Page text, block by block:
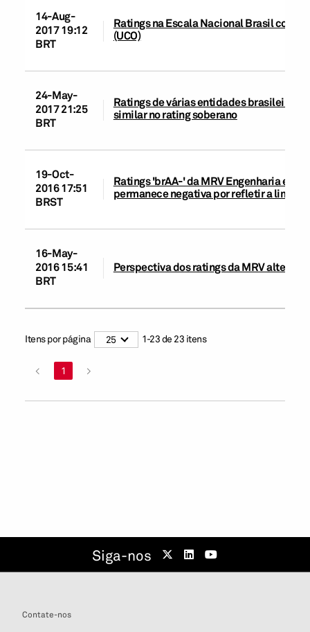
14-Aug-
2017 19:12
BRT
Ratings na Escala Nacional Brasil
(UCO)
24-May-
2017 21:25
BRT
Ratings de várias entidades brasileiras
similar no rating soberano
19-Oct-
2016 17:51
BRST
Ratings 'brAA-' da MRV Engenharia e
permanece negativa por refletir a
16-May-
2016 15:41
BRT
Perspectiva dos ratings da MRV
Itens por página 25 1-23de 23 itens
< 1 >
Siga-nos
Contate-nos